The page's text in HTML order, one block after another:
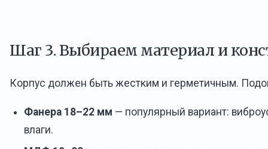
Шаг 3. Выбираем материал и
Корпус должен быть жестким и герметичным.
Фанера 18–22 мм — популярный вариант:
влаги.